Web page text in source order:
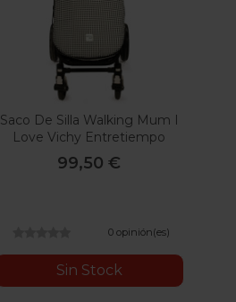
Saco De Silla Walking Mum I
Love Vichy Entretiempo
99,50 €
0 opinión(es)
Sin Stock